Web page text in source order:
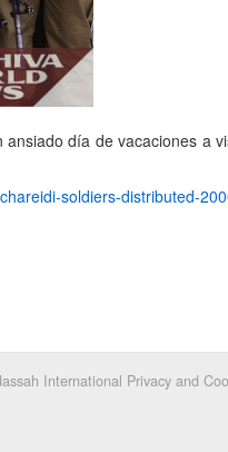
día de vacaciones a
soldiers-distributed-
International Privacy and